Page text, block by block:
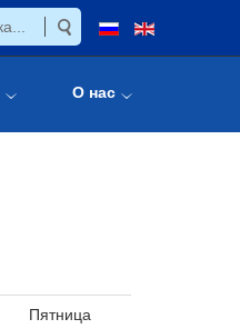
О нас
Пятница